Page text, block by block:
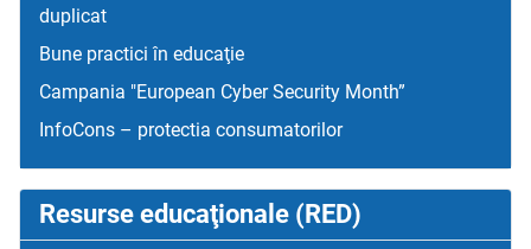
duplicat
Bune practici în educaţie
Campania "European Cyber Security Month”
InfoCons – protectia consumatorilor
Resurse educaţionale (RED)